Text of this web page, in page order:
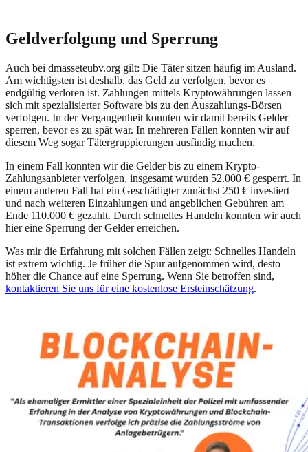
Geldverfolgung und Sperrung
Auch bei dmasseteubv.org gilt: Die Täter sitzen häufig im Ausland.
Am wichtigsten ist deshalb, das Geld zu verfolgen, bevor es
endgültig verloren ist. Zahlungen mittels Kryptowährungen lassen
sich mit spezialisierter Software bis zu den Auszahlungs-Börsen
verfolgen. In der Vergangenheit konnten wir damit bereits Gelder
sperren, bevor es zu spät war. In mehreren Fällen konnten wir auf
diesem Weg sogar Tätergruppierungen ausfindig machen.
In einem Fall konnten wir die Gelder bis zu einem Krypto-
Zahlungsanbieter verfolgen, insgesamt wurden 52.000 € gesperrt. In
einem anderen Fall hat ein Geschädigter zunächst 250 € investiert
und nach weiteren Einzahlungen und angeblichen Gebühren am
Ende 110.000 € gezahlt. Durch schnelles Handeln konnten wir auch
hier eine Sperrung der Gelder erreichen.
Was mir die Erfahrung mit solchen Fällen zeigt: Schnelles Handeln
ist extrem wichtig. Je früher die Spur aufgenommen wird, desto
höher die Chance auf eine Sperrung. Wenn Sie betroffen sind,
kontaktieren Sie uns für eine kostenlose Ersteinschätzung.